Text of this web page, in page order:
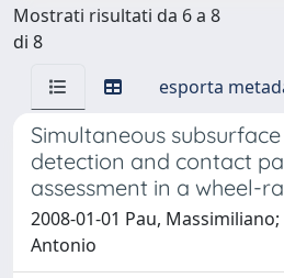
Mostrati risultati da 6 a 8
di 8
esporta
Simultaneous
detection and contact
assessment in a wheel-
2008-01-01 Pau,
Antonio